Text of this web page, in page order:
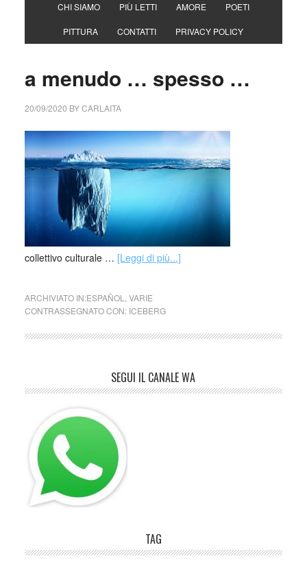
CHI SIAMO PIÙ LETTI AMORE POETI
PITTURA CONTATTI PRIVACY POLICY
a menudo … spesso …
20/09/2020 BYCARLAITA
collettivo culturale … [Leggi di più...]
ARCHIVIATO IN:ESPAÑOL
VARIE
CONTRASSEGNATO CON: ICEBERG
SEGUI IL CANALE WA
TAG